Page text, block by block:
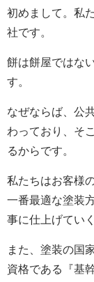
初めまして。私
社です。
餅は餅屋ではな
す。
なぜならば、公
わっており、そ
るからです。
私たちはお客様
一番最適な塗装
事に仕上げてい
また、塗装の国
資格である『基